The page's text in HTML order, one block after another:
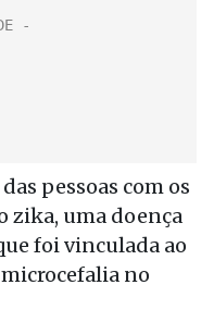
pessoas com os
zika, uma doença
foi vinculada ao
no